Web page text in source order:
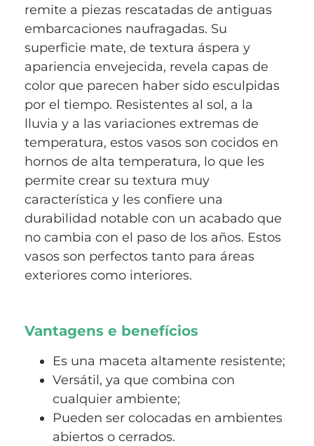
remite a piezas rescatadas de antiguas
embarcaciones naufragadas. Su
superficie mate, de textura áspera y
apariencia envejecida, revela capas de
color que parecen haber sido esculpidas
por el tiempo. Resistentes al sol, a la
lluvia y a las variaciones extremas de
temperatura, estos vasos son cocidos en
hornos de alta temperatura, lo que les
permite crear su textura muy
característica y les confiere una
durabilidad notable con un acabado que
no cambia con el paso de los años. Estos
vasos son perfectos tanto para áreas
exteriores como interiores.
Vantagens e benefícios
Es una maceta altamente resistente;
Versátil, ya que combina con
cualquier ambiente;
Pueden ser colocadas en ambientes
abiertos o cerrados.